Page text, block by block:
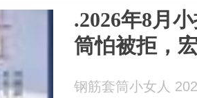
.2026年8月
筒怕被拒，
钢筋套筒小女人